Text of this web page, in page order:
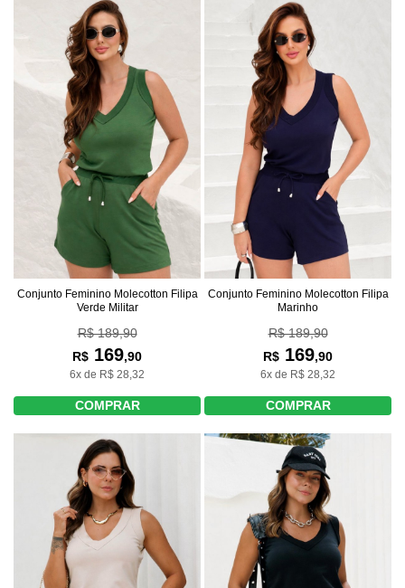
Conjunto Feminino Molecotton Filipa
Verde Militar
R$ 189,90
R$ 169,90
6x de R$ 28,32
COMPRAR
Conjunto Feminino Molecotton Filipa
Marinho
R$ 189,90
R$ 169,90
6x de R$ 28,32
COMPRAR